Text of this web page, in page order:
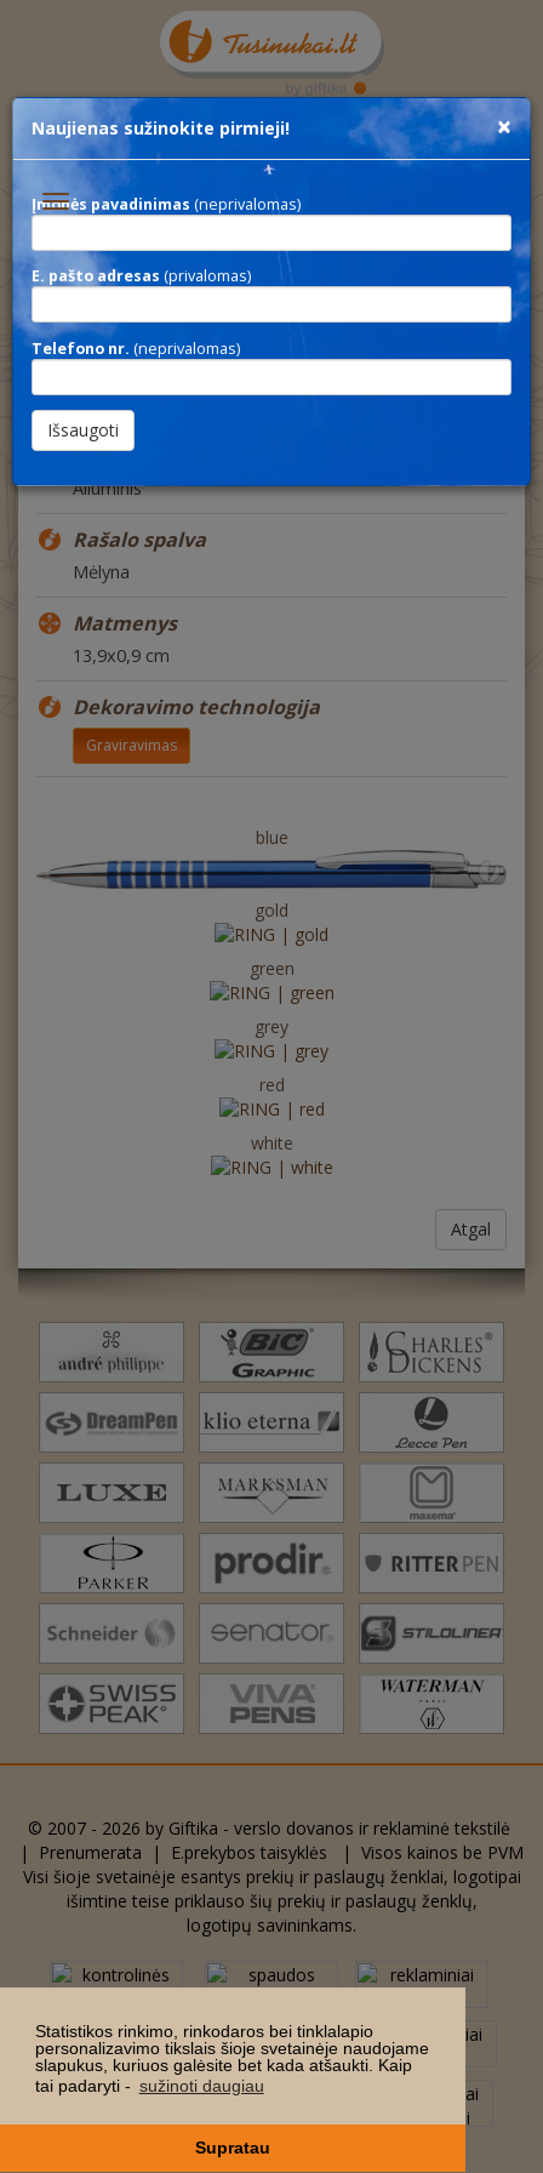
Statistikos rinkimo, rinkodaros bei tinklalapio
personalizavimo tikslais šioje svetainėje naudojame
slapukus, kuriuos galėsite bet kada atšaukti. Kaip
tai padaryti - sužinoti daugiau
Supratau
Toggle
RING
Aprašymas
spalvos detalėmis ir paspaudimo mechanizmu
Medžiaga
Aliuminis
Rašalo spalva
Mėlyna
Matmenys
13,9x0,9 cm
Dekoravimo technologija
Graviravimas
blue
gold
green
grey
red
white
Atgal
© 2007 - 2026 by Giftika - verslo dovanos ir reklaminė tekstilė
|
Prenumerata | E.prekybos taisyklės | Visos kainos be PVM
Visi šioje svetainėje esantys prekių ir paslaugų ženklai, logotipai
išimtine teise priklauso šių prekių ir paslaugų ženklų,
logotipų savininkams.
×
Naujienas sužinokite pirmieji!
Įmonės pavadinimas (neprivalomas)
E. pašto adresas (privalomas)
Telefono nr. (neprivalomas)